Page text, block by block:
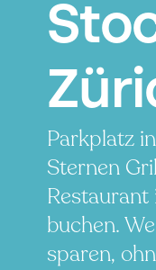
Parkplatz
Sternen
buchen.
sparen,